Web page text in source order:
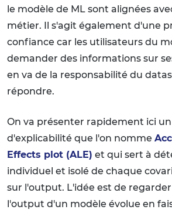
le modèle de ML sont alignées
métier. Il s'agit également d'une
confiance car les utilisateurs du
demander des informations sur
en va de la responsabilité du
répondre.
On va présenter rapidement ici
d'explicabilité que l'on nomme
Effects plot (ALE) et qui sert à
individuel et isolé de chaque
sur l'output. L'idée est de
l'output d'un modèle évolue en